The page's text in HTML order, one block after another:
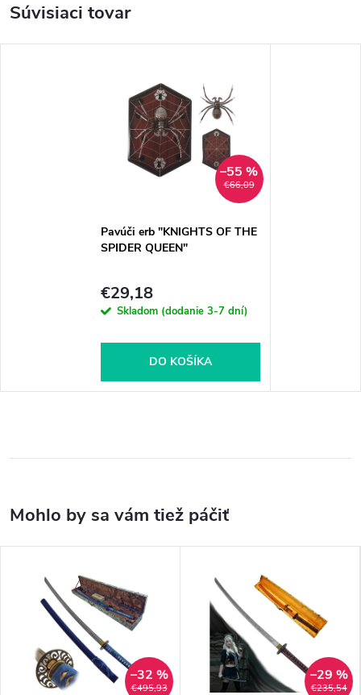
Súvisiaci tovar
€66,09
–55 %
Pavúči erb "KNIGHTS OF THE
SPIDER QUEEN"
€29,18
Skladom (dodanie 3-7 dní)
DO KOŠÍKA
€495,93
–32 %
€235,54
–29 %